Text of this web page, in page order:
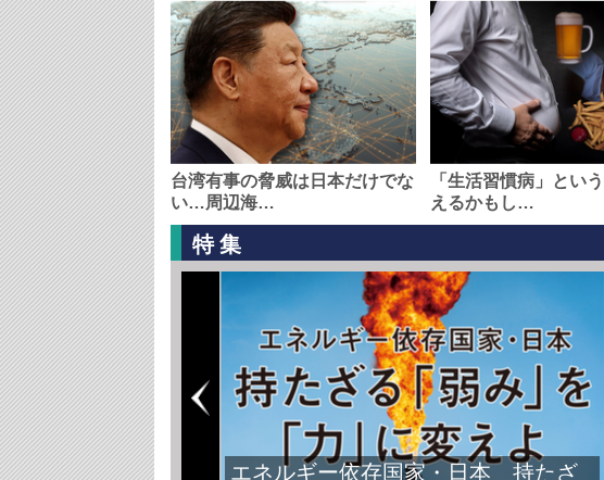
台湾有事の脅威は日本だけでな
い…周辺海…
「生活習慣病」とい
えるかもし…
特集
エネルギー依存国家・日本 持たざ